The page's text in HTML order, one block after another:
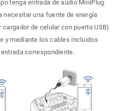
tenga entrada de audio MiniPlug
necesitar una fuente de energía
de celular con puerto USB)
y mediante los cables incluidos
correspondiente.